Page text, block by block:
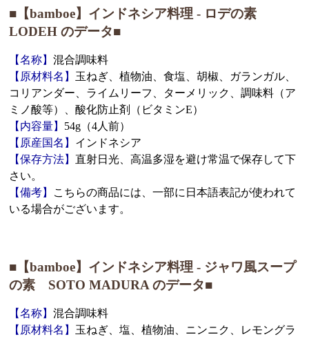
■【bamboe】インドネシア料理 - ロデの素
LODEH のデータ■
【名称】混合調味料
【原材料名】 玉ねぎ、植物油、食塩、胡椒、ガランガル、
コリアンダー、ライムリーフ、ターメリック、調味料（ア
ミノ酸等）、酸化防止剤（ビタミンE）
【内容量】 54g（4人前）
【原産国名】 インドネシア
【保存方法】直射日光、高温多湿を避け常温で保存して下
さい。
【備考】 こちらの商品には、一部に日本語表記が使われて
いる場合がございます。
■【bamboe】インドネシア料理 - ジャワ風スープ
の素 SOTO MADURA のデータ■
【名称】混合調味料
【原材料名】 玉ねぎ、塩、植物油、ニンニク、レモングラ